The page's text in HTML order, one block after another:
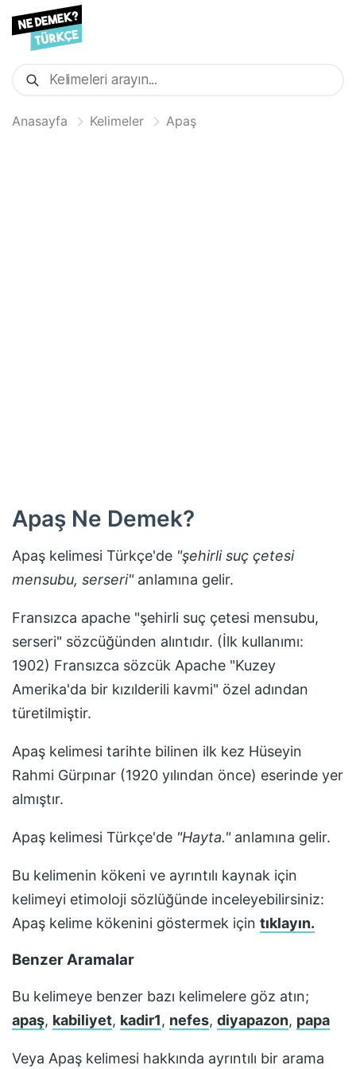
Anasayfa Kelimeler Apaş
Apaş Ne Demek?
Apaş kelimesi Türkçe'de "şehirli suç çetesi
mensubu, serseri"anlamına gelir.
Fransızca apache "şehirli suç çetesi mensubu,
serseri" sözcüğünden alıntıdır. (İlk kullanımı:
1902) Fransızca sözcük Apache "Kuzey
Amerika'da bir kızılderili kavmi" özel adından
türetilmiştir.
Apaş kelimesi tarihte bilinen ilk kez Hüseyin
Rahmi Gürpınar (1920 yılından önce) eserinde yer
almıştır.
Apaş kelimesi Türkçe'de "Hayta."anlamına gelir.
Bu kelimenin kökeni ve ayrıntılı kaynak için
kelimeyi etimoloji sözlüğünde inceleyebilirsiniz:
Apaş kelime kökenini göstermek için tıklayın.
Benzer Aramalar
Bu kelimeye benzer bazı kelimelere göz atın;
apaş, kabiliyet, kadir1, nefes, diyapazon, papa
Veya Apaş kelimesi hakkında ayrıntılı bir arama